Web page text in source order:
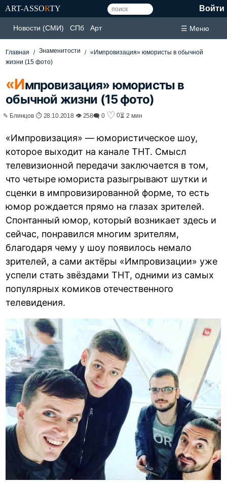
ART-ASSORTY Войти
Новости (СМИ) СПб Арт ☰ Меню
Главная Знаменитости
«Импровизация» юмористы в обычной
жизни (15 фото)
«Импровизация» юмористы в
обычной жизни (15 фото)
✎ Блинцов ⏱ 28.10.2018 👁 258🗨 0 ♡ 0⏳ 2 мин
«Импровизация» — юмористическое шоу,
которое выходит на канале ТНТ. Смысл
телевизионной передачи заключается в том,
что четыре юмориста разыгрывают шутки и
сценки в импровизированной форме, то есть
юмор рождается прямо на глазах зрителей.
Спонтанный юмор, который возникает здесь и
сейчас, понравился многим зрителям,
благодаря чему у шоу появилось немало
зрителей, а сами актёры «Импровизации» уже
успели стать звёздами ТНТ, одними из самых
популярных комиков отечественного
телевидения.